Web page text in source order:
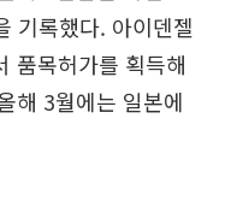
기록했다. 아이덴젤
품목허가를 획득해
해 3월에는 일본에